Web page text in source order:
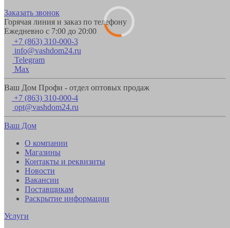
Заказать звонок
Горячая линия и заказ по телефону
Ежедневно с 7:00 до 20:00
+7 (863) 310-000-3
info@vashdom24.ru
Telegram
Max
Ваш Дом Профи - отдел оптовых продаж
+7 (863) 310-000-4
opt@vashdom24.ru
Ваш Дом
О компании
Магазины
Контакты и реквизиты
Новости
Вакансии
Поставщикам
Раскрытие информации
Услуги